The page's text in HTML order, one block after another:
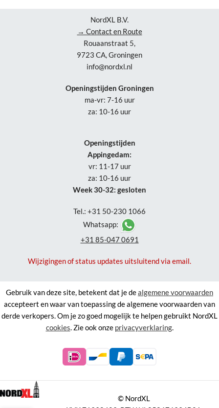
NordXL B.V.
→ Contact en Route
Rouaanstraat 5,
9723 CA, Groningen
info@nordxl.nl
Openingstijden Groningen
ma-vr: 7-16 uur
za: 10-16 uur
Openingstijden
Appingedam:
vr: 11-17 uur
za: 10-16 uur
Week 30-32: gesloten
Tel.: +31 50-230 1066
Whatsapp:
+31 85-047 0691
Wijzigingen of status updates uitsluitend via email.
Gebruik van deze site, betekent dat je dealgemene voorwaarden
accepteert en waar van toepassing de algemene voorwaarden van
derde verkopers. Om je zo goed mogelijk te helpen gebruikt NordXL
cookies . Zie ook onze privacyverklaring.
© NordXL